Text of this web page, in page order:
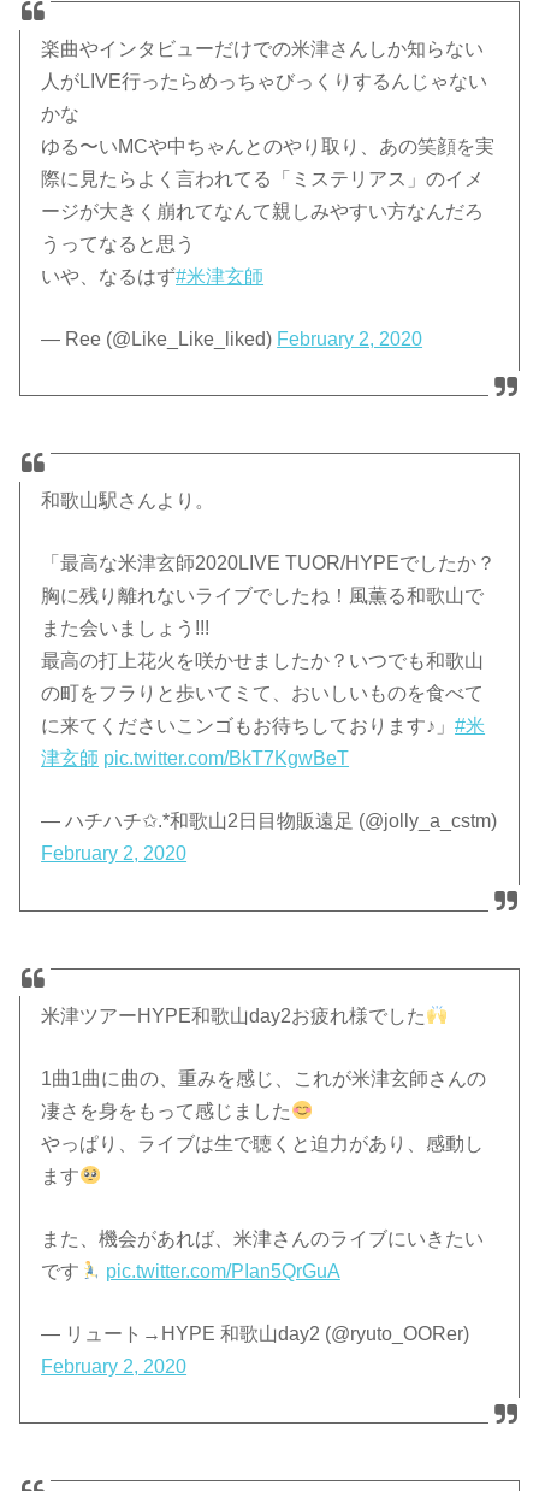
楽曲やインタビューだけでの米津さんしか知らない
人がLIVE行ったらめっちゃびっくりするんじゃない
かな
ゆる〜いMCや中ちゃんとのやり取り、あの笑顔を実
際に見たらよく言われてる「ミステリアス」のイメ
ージが大きく崩れてなんて親しみやすい方なんだろ
うってなると思う
いや、なるはず#米津玄師
— Ree (@Like_Like_liked) February 2, 2020
和歌山駅さんより。
「最高な米津玄師2020LIVE TUOR/HYPEでしたか？
胸に残り離れないライブでしたね！風薫る和歌山で
また会いましょう!!!
最高の打上花火を咲かせましたか？いつでも和歌山
の町をフラりと歩いてミて、おいしいものを食べて
に来てくださいこンゴもお待ちしております♪」#米
津玄師 pic.twitter.com/BkT7KgwBeT
— ハチハチ✩.*和歌山2日目物販遠足 (@jolly_a_cstm)
February 2, 2020
米津ツアーHYPE和歌山day2お疲れ様でした
1曲1曲に曲の、重みを感じ、これが米津玄師さんの
凄さを身をもって感じました
やっぱり、ライブは生で聴くと迫力があり、感動し
ます
また、機会があれば、米津さんのライブにいきたい
です
pic.twitter.com/PIan5QrGuA
— リュート→HYPE 和歌山day2 (@ryuto_OORer)
February 2, 2020